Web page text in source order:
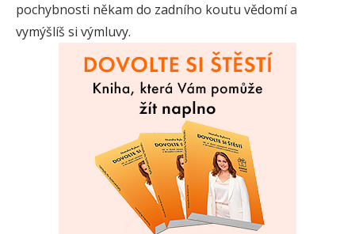
pochybnosti někam do zadního koutu vědomí a
vymýšlíš si výmluvy.